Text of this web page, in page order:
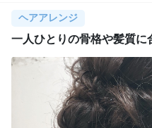
ヘアアレンジ
一人ひとりの骨格や髪質